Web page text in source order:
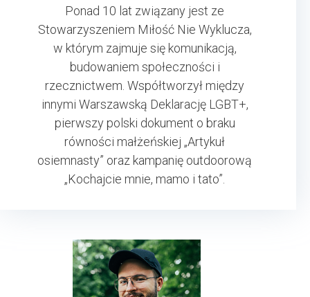
Ponad 10 lat związany jest ze
Stowarzyszeniem Miłość Nie Wyklucza,
w którym zajmuje się komunikacją,
budowaniem społeczności i
rzecznictwem. Współtworzył między
innymi Warszawską Deklarację LGBT+,
pierwszy polski dokument o braku
równości małżeńskiej „Artykuł
osiemnasty” oraz kampanię outdoorową
„Kochajcie mnie, mamo i tato”.